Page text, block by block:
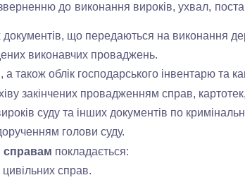
до виконання вироків, ухвал,
документів, що передаються на виконання
виконавчих проваджень.
також облік господарського інвентарю та
закінчених провадженням справ,
суду та інших документів по
голови суду.
справам покладається:
справ.